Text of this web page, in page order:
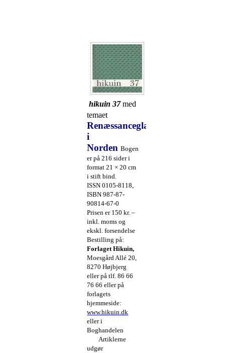
hikuin 37med
temaet
Renæssanceglas
i
Norden Bogen
er på 216 sider i
format 21 × 20 cm
i stift bind.
ISSN 0105-8118,
ISBN 987-87-
90814-67-0
Prisen er 150 kr. –
inkl. moms og
ekskl. forsendelse
Bestilling på:
Forlaget Hikuin,
Moesgård Allé 20,
8270 Højbjerg
eller på tlf. 86 66
76 66eller på
forlagets
hjemmeside:
www.hikuin.dk
eller i
Boghandelen
Artiklerne
udgør